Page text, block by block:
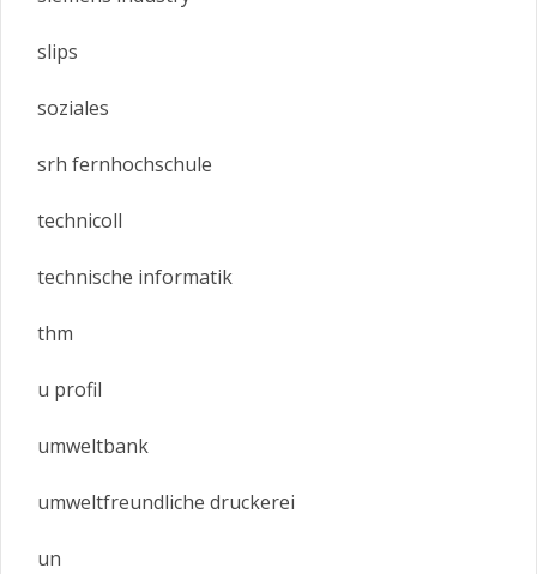
slips
soziales
srh fernhochschule
technicoll
technische informatik
thm
u profil
umweltbank
umweltfreundliche druckerei
un